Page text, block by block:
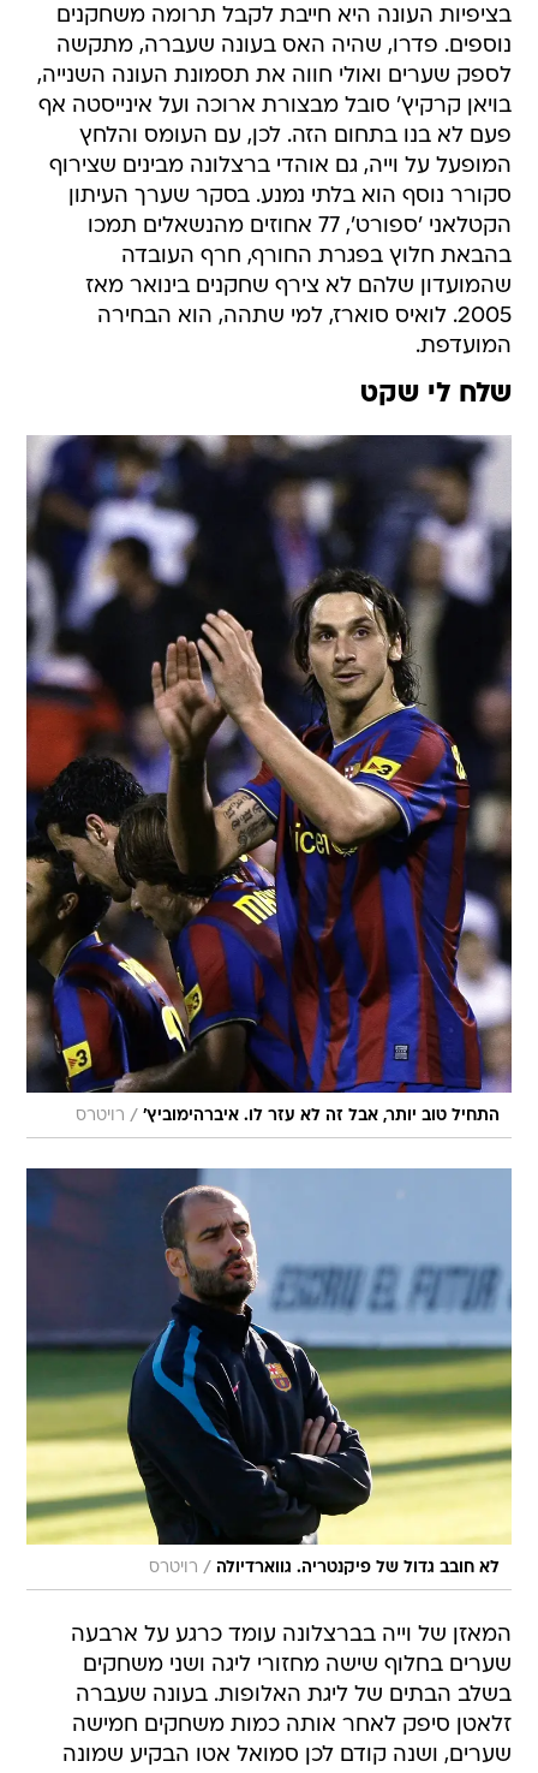
בציפיות העונה היא חייבת לקבל תרומה משחקנים
נוספים. פדרו, שהיה האס בעונה שעברה, מתקשה
לספק שערים ואולי חווה את תסמונת העונה השנייה,
בויאן קרקיץ' סובל מבצורת ארוכה ועל אינייסטה אף
פעם לא בנו בתחום הזה. לכן, עם העומס והלחץ
המופעל על וייה, גם אוהדי ברצלונה מבינים שצירוף
סקורר נוסף הוא בלתי נמנע. בסקר שערך העיתון
הקטלאני 'ספורט', 77 אחוזים מהנשאלים תמכו
בהבאת חלוץ בפגרת החורף, חרף העובדה
שהמועדון שלהם לא צירף שחקנים בינואר מאז
2005. לואיס סוארז, למי שתהה, הוא הבחירה
המועדפת.
שלח לי שקט
התחיל טוב יותר, אבל זה לא עזר לו. איברהימוביץ' / רויטרס
לא חובב גדול של פיקנטריה. גווארדיולה / רויטרס
המאזן של וייה בברצלונה עומד כרגע על ארבעה
שערים בחלוף שישה מחזורי ליגה ושני משחקים
בשלב הבתים של ליגת האלופות. בעונה שעברה
זלאטן סיפק לאחר אותה כמות משחקים חמישה
שערים, ושנה קודם לכן סמואל אטו הבקיע שמונה